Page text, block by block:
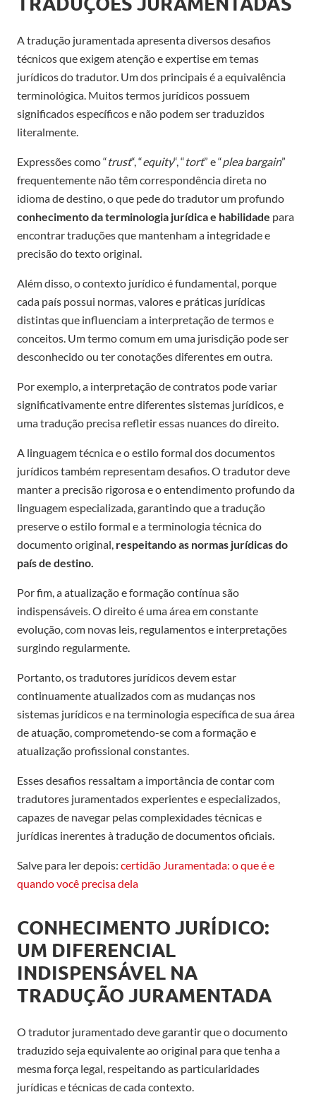
A tradução juramentada apresenta diversos desafios
técnicos que exigem atenção e expertise em temas
jurídicos do tradutor. Um dos principais é a equivalência
terminológica. Muitos termos jurídicos possuem
significados específicos e não podem ser traduzidos
literalmente.
Expressões como “trust“, “equity“, “tort” e “plea bargain”
frequentemente não têm correspondência direta no
idioma de destino, o que pede do tradutor um profundo
conhecimento da terminologia jurídica e habilidade para
encontrar traduções que mantenham a integridade e
precisão do texto original.
Além disso, o contexto jurídico é fundamental, porque
cada país possui normas, valores e práticas jurídicas
distintas que influenciam a interpretação de termos e
conceitos. Um termo comum em uma jurisdição pode ser
desconhecido ou ter conotações diferentes em outra.
Por exemplo, a interpretação de contratos pode variar
significativamente entre diferentes sistemas jurídicos, e
uma tradução precisa refletir essas nuances do direito.
A linguagem técnica e o estilo formal dos documentos
jurídicos também representam desafios. O tradutor deve
manter a precisão rigorosa e o entendimento profundo da
linguagem especializada, garantindo que a tradução
preserve o estilo formal e a terminologia técnica do
documento original, respeitando as normas jurídicas do
país de destino.
Por fim, a atualização e formação contínua são
indispensáveis. O direito é uma área em constante
evolução, com novas leis, regulamentos e interpretações
surgindo regularmente.
Portanto, os tradutores jurídicos devem estar
continuamente atualizados com as mudanças nos
sistemas jurídicos e na terminologia específica de sua área
de atuação, comprometendo-se com a formação e
atualização profissional constantes.
Esses desafios ressaltam a importância de contar com
tradutores juramentados experientes e especializados,
capazes de navegar pelas complexidades técnicas e
jurídicas inerentes à tradução de documentos oficiais.
Salve para ler depois: certidão Juramentada: o que é e
quando você precisa dela
CONHECIMENTO JURÍDICO:
UM DIFERENCIAL
INDISPENSÁVEL NA
TRADUÇÃO JURAMENTADA
O tradutor juramentado deve garantir que o documento
traduzido seja equivalente ao original para que tenha a
mesma força legal, respeitando as particularidades
jurídicas e técnicas de cada contexto.